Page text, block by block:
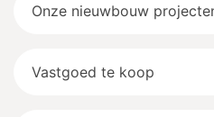
Onze nieuwbouw
Vastgoed te koop